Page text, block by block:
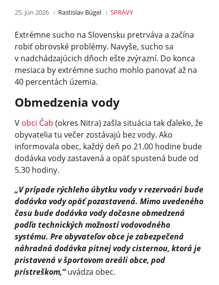
25. jún 2026 Rastislav Búgel SPRÁVY
Extrémne sucho na Slovensku pretrváva a začína
robiť obrovské problémy. Navyše, sucho sa
v nadchádzajúcich dňoch ešte zvýrazní. Do konca
mesiaca by extrémne sucho mohlo panovať až na
40 percentách územia.
Obmedzenia vody
V obci Čab (okres Nitra) zašla situácia tak ďaleko, že
obyvatelia tu večer zostávajú bez vody. Ako
informovala obec, každý deň po 21.00 hodine bude
dodávka vody zastavená a opäť spustená bude od
5.30 hodiny.
„V prípade rýchleho úbytku vody v rezervoári bude
dodávka vody opäť pozastavená. Mimo uvedeného
času bude dodávka vody dočasne obmedzená
podľa technických možností vodovodného
systému. Pre obyvateľov obce je zabezpečená
náhradná dodávka pitnej vody cisternou, ktorá je
pristavená v športovom areáli obce, pod
prístreškom,“uvádza obec.